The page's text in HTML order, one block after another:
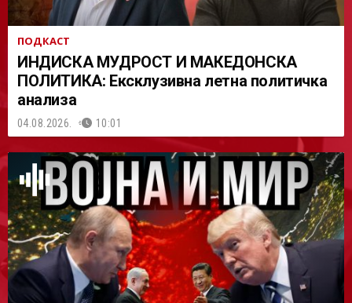
ПОДКАСТ
ИНДИСКА МУДРОСТ И МАКЕДОНСКА
ПОЛИТИКА: Ексклузивна летна политичка
анализа
04.08.2026. 10:01